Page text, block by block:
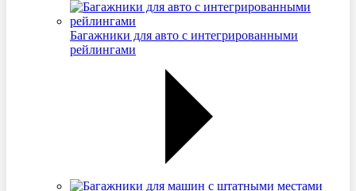
Багажники для авто с интегрированными
рейлингами